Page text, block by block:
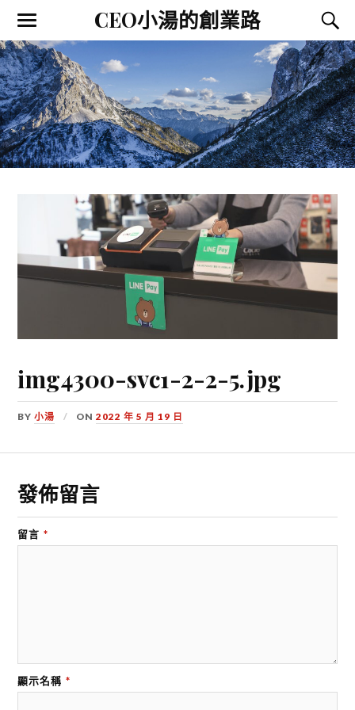
CEO小湯的創業路
img4300-svc1-2-2-5.jpg
BY小湯 ON2022 年 5 月 19 日
發佈留言
留言 *
顯示名稱 *